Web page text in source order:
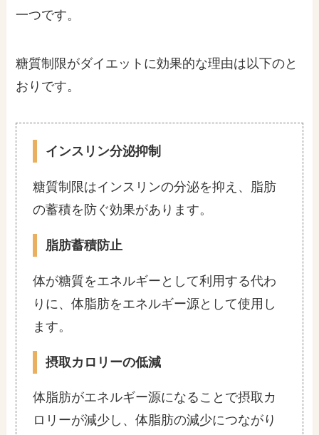
一つです。
糖質制限がダイエットに効果的な理由は以下のと
おりです。
インスリン分泌抑制
糖質制限はインスリンの分泌を抑え、脂肪
の蓄積を防ぐ効果があります。
脂肪蓄積防止
体が糖質をエネルギーとして利用する代わ
りに、体脂肪をエネルギー源として使用し
ます。
摂取カロリーの低減
体脂肪がエネルギー源になることで摂取カ
ロリーが減少し、体脂肪の減少につながり